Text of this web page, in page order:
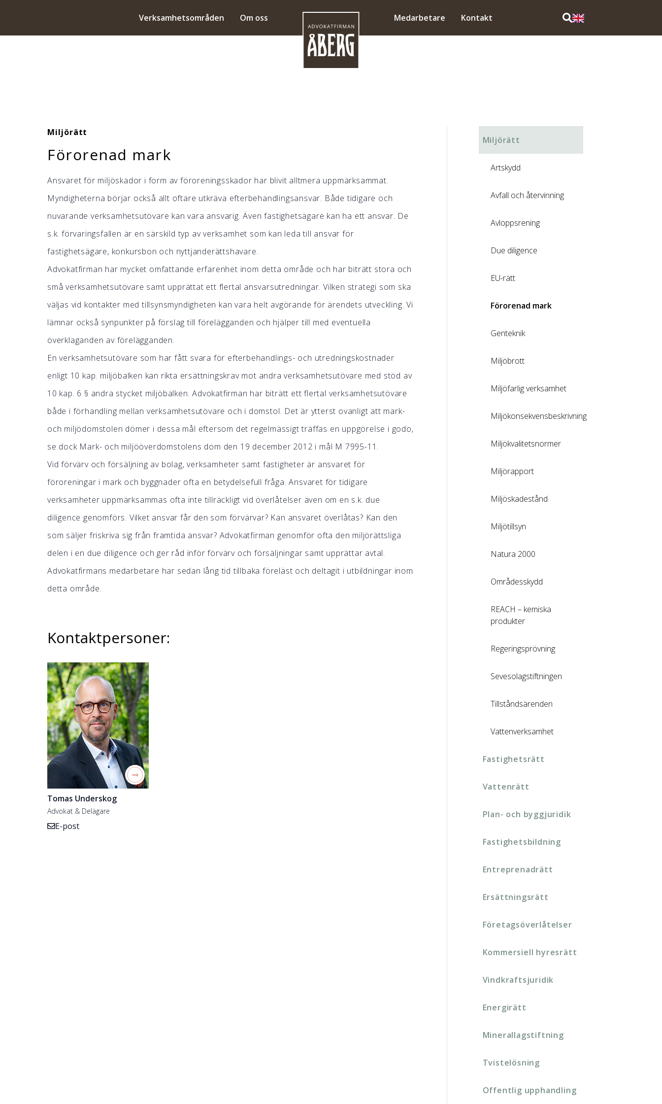
Verksamhetsområden Om oss Medarbetare Kontakt
Miljörätt
Förorenad mark
Ansvaret för miljöskador i form av föroreningsskador har blivit alltmera uppmärksammat.
Myndigheterna börjar också allt oftare utkräva efterbehandlingsansvar. Både tidigare och
nuvarande verksamhetsutövare kan vara ansvarig. Även fastighetsägare kan ha ett ansvar. De
s.k. förvaringsfallen är en särskild typ av verksamhet som kan leda till ansvar för
fastighetsägare, konkursbon och nyttjanderättshavare.
Advokatfirman har mycket omfattande erfarenhet inom detta område och har biträtt stora och
små verksamhetsutövare samt upprättat ett flertal ansvarsutredningar. Vilken strategi som ska
väljas vid kontakter med tillsynsmyndigheten kan vara helt avgörande för ärendets utveckling. Vi
lämnar också synpunkter på förslag till förelägganden och hjälper till med eventuella
överklaganden av förelägganden.
En verksamhetsutövare som har fått svara för efterbehandlings- och utredningskostnader
enligt 10 kap. miljöbalken kan rikta ersättningskrav mot andra verksamhetsutövare med stöd av
10 kap. 6 § andra stycket miljöbalken. Advokatfirman har biträtt ett flertal verksamhetsutövare
både i förhandling mellan verksamhetsutövare och i domstol. Det är ytterst ovanligt att mark-
och miljödomstolen dömer i dessa mål eftersom det regelmässigt träffas en uppgörelse i godo,
se dock Mark- och miljööverdomstolens dom den 19 december 2012 i mål M 7995-11.
Vid förvärv och försäljning av bolag, verksamheter samt fastigheter är ansvaret för
föroreningar i mark och byggnader ofta en betydelsefull fråga. Ansvaret för tidigare
verksamheter uppmärksammas ofta inte tillräckligt vid överlåtelser även om en s.k. due
diligence genomförs. Vilket ansvar får den som förvärvar? Kan ansvaret överlåtas? Kan den
som säljer friskriva sig från framtida ansvar? Advokatfirman genomför ofta den miljörättsliga
delen i en due diligence och ger råd inför förvärv och försäljningar samt upprättar avtal.
Advokatfirmans medarbetare har sedan lång tid tillbaka föreläst och deltagit i utbildningar inom
detta område.
Kontaktpersoner:
Tomas Underskog
Advokat & Delägare
E-post
Miljörätt
Artskydd
Avfall och återvinning
Avloppsrening
Due diligence
EU-rätt
Förorenad mark
Genteknik
Miljöbrott
Miljöfarlig verksamhet
Miljökonsekvensbeskrivning
Miljökvalitetsnormer
Miljörapport
Miljöskadestånd
Miljötillsyn
Natura 2000
Områdesskydd
REACH – kemiska
produkter
Regeringsprövning
Sevesolagstiftningen
Tillståndsärenden
Vattenverksamhet
Fastighetsrätt
Vattenrätt
Plan- och byggjuridik
Fastighetsbildning
Entreprenadrätt
Ersättningsrätt
Företagsöverlåtelser
Kommersiell hyresrätt
Vindkraftsjuridik
Energirätt
Minerallagstiftning
Tvistelösning
Offentlig upphandling